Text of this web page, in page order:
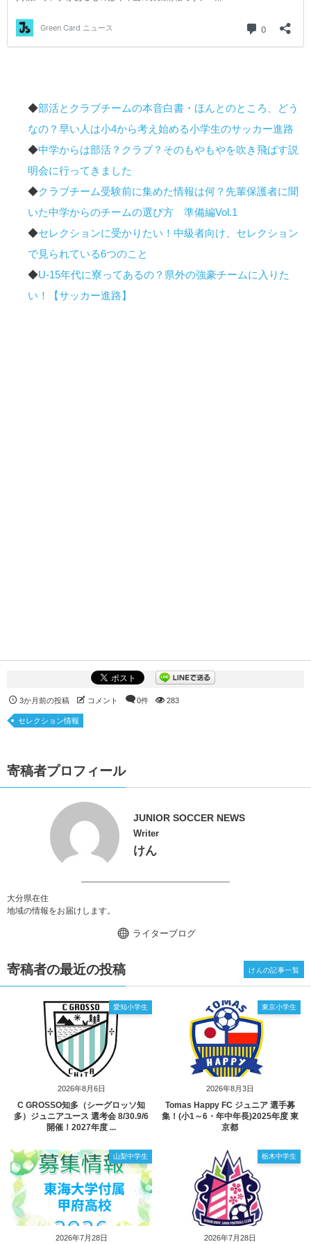
◆部活とクラブチームの本音白書・ほんとのところ、どう
なの？早い人は小4から考え始める小学生のサッカー進路
◆中学からは部活？クラブ？そのもやもやを吹き飛ばす説
明会に行ってきました
◆クラブチーム受験前に集めた情報は何？先輩保護者に聞
いた中学からのチームの選び方 準備編Vol.1
◆セレクションに受かりたい！中級者向け、セレクション
で見られている6つのこと
◆U-15年代に寮ってあるの？県外の強豪チームに入りた
い！【サッカー進路】
3か月前の投稿 コメント 0件 283
セレクション情報
寄稿者プロフィール
JUNIOR SOCCER NEWS
Writer
けん
大分県在住
地域の情報をお届けします。
ライターブログ
寄稿者の最近の投稿
2026年8月6日
愛知小学生
C GROSSO知多（シーグロッソ知
多）ジュニアユース 選考会 8/30.9/6
開催！2027年度 ...
2026年8月3日
東京小学生
Tomas Happy FC ジュニア 選手募
集！(小1～6・年中年長)2025年度 東
京都
2026年7月28日
山梨中学生
2026年7月28日
栃木中学生
けんの記事一覧